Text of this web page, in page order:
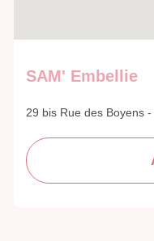
SAM' Embellie
29 bis Rue des Boyens